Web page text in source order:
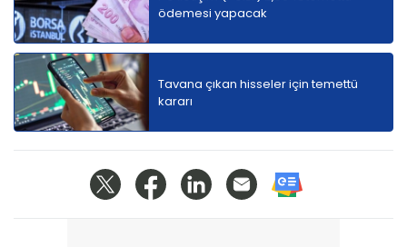
ödemesi yapacak
Tavana çıkan hisseler için temettü
kararı